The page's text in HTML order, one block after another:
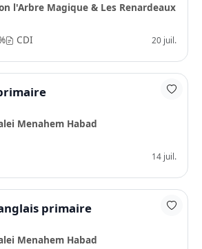
l'Arbre Magique & Les Renardeaux
CDI 20 juil.
Menahem Habad
14 juil.
primaire
Menahem Habad